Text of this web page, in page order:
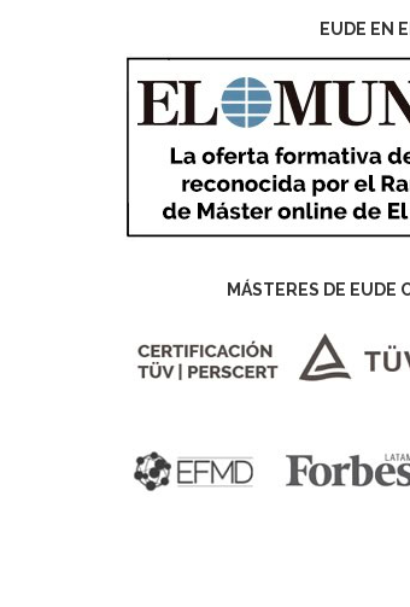
EUDE EN
MÁSTERES DE EUDE